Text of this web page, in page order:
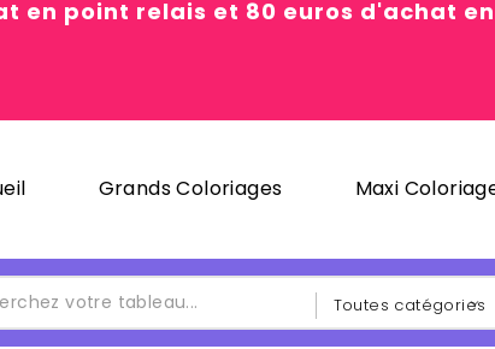
en point relais et 80 euros d'achat
Grands Coloriages Maxi